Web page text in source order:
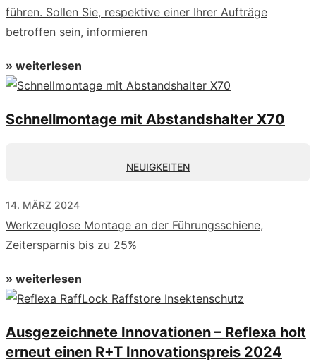
führen. Sollen Sie, respektive einer Ihrer Aufträge
betroffen sein, informieren
» weiterlesen
Schnellmontage mit Abstandshalter X70
NEUIGKEITEN
14. MÄRZ 2024
Werkzeuglose Montage an der Führungsschiene,
Zeitersparnis bis zu 25%
» weiterlesen
Ausgezeichnete Innovationen – Reflexa holt
erneut einen R+T Innovationspreis 2024